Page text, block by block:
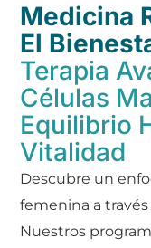
Medicina
El
Terapia
Células
Equilibrio
Vitalidad
Descubre un
femenina a
Nuestros